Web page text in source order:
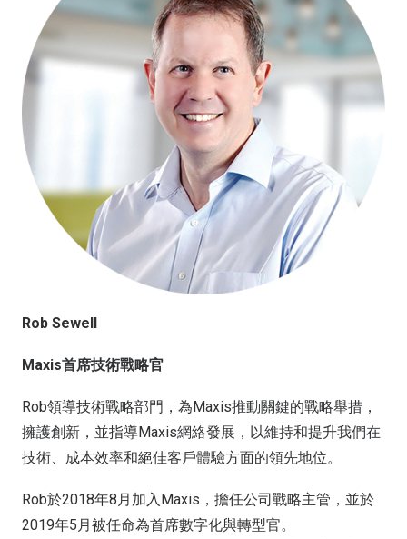
Rob Sewell
Maxis首席技術戰略官
Rob領導技術戰略部門，為Maxis推動關鍵的戰略舉措，
擁護創新，並指導Maxis網絡發展，以維持和提升我們在
技術、成本效率和絕佳客戶體驗方面的領先地位。
Rob於2018年8月加入Maxis，擔任公司戰略主管，並於
2019年5月被任命為首席數字化與轉型官。